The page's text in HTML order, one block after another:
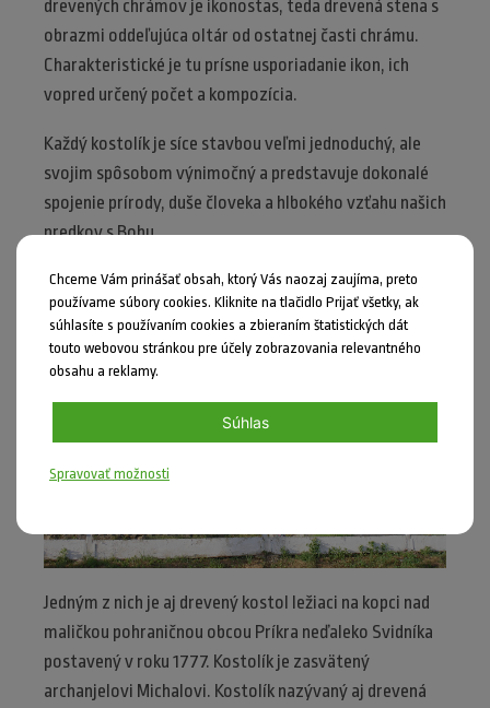
drevených chrámov je ikonostas, teda drevená stena s
obrazmi oddeľujúca oltár od ostatnej časti chrámu.
Charakteristické je tu prísne usporiadanie ikon, ich
vopred určený počet a kompozícia.
Každý kostolík je síce stavbou veľmi jednoduchý, ale
svojim spôsobom výnimočný a predstavuje dokonalé
spojenie prírody, duše človeka a hlbokého vzťahu našich
predkov s Bohu.
Jedným z nich je aj drevený kostol ležiaci na kopci nad
maličkou pohraničnou obcou Príkra neďaleko Svidníka
postavený v roku 1777. Kostolík je zasvätený
archanjelovi Michalovi. Kostolík nazývaný aj drevená
Chceme Vám prinášať obsah, ktorý Vás naozaj zaujíma, preto
používame súbory cookies. Kliknite na tlačidlo Prijať všetky, ak
súhlasíte s používaním cookies a zbieraním štatistických dát
touto webovou stránkou pre účely zobrazovania relevantného
obsahu a reklamy.
Súhlas
Spravovať možnosti